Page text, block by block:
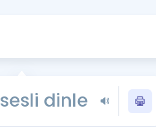
Tüm ÖSYM
YDS - YÖKDİL
sesli dinle